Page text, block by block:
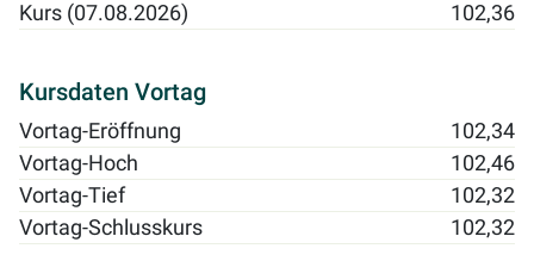
Kurs (07.08.2026)
102,36
Kursdaten Vortag
Vortag-Eröffnung
102,34
Vortag-Hoch
102,46
Vortag-Tief
102,32
Vortag-Schlusskurs
102,32